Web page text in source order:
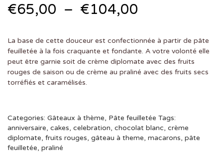
€65,00 – €104,00
prix :
€65,00
€104,00
La base de cette douceur est confectionnée à partir de pâte
feuilletée à la fois craquante et fondante. A votre volonté elle
peut être garnie soit de crème diplomate avec des fruits
rouges de saison ou de crème au praliné avec des fruits secs
torréfiés et caramélisés.
Categories: Gâteaux à thème, Pâte feuilletée Tags:
anniversaire, cakes, celebration, chocolat blanc, crème
diplomate, fruits rouges, gâteau à theme, macarons, pâte
feuilletée, praliné